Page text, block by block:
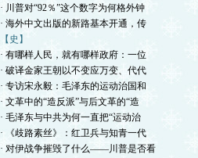
· 川普对“92％”这个数字为何格外钟
· 海外中文出版的新路基本开通，传
【史】
· 有哪样人民，就有哪样政府：一位
· 破译金家王朝以不变应万变、代代
· 专访宋永毅：毛泽东的运动治国和
· 文革中的“造反派”与后文革的“造
· 毛泽东与中共为何一直把“运动治
· 《歧路素丝》：红卫兵与知青一代
· 对伊战争摧毁了什么——川普是否看